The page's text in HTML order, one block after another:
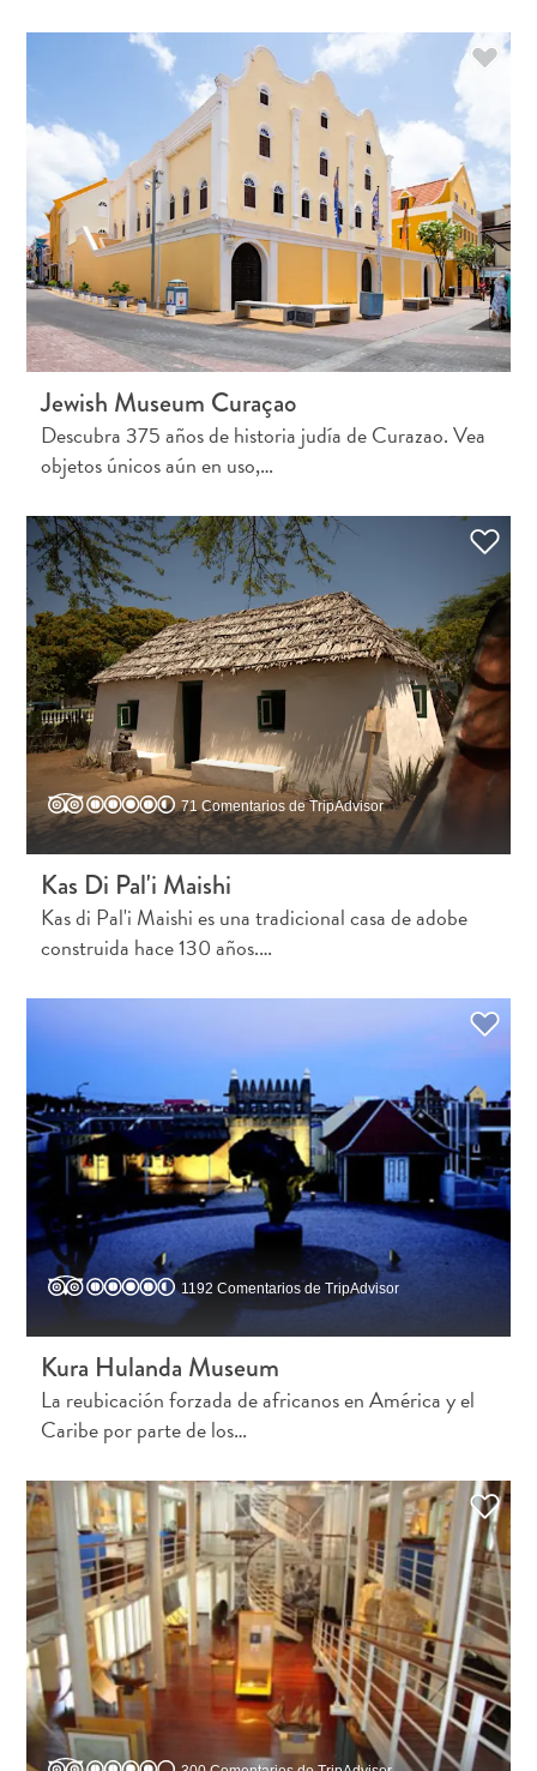
y
Conferencias
Cómo
llegar
a
Curaçao
Cómo
moverse
Cultura
isleña
Imágenes
The
Wave
Blogs
Más
recientes
Actividades
Actualizaciones
Buceo
Cultura
&
gastronomía
Familiar
Planifica
tu
viaje
Wave
Actividades
Actualizaciones
Buceo
Cultura
&
gastronomía
Familiar
Planifica
viaje
The
Blue
De
hoteles
Jewish Museum Curaçao
Descubra 375 años de historia judía de Curazao. Vea
objetos únicos aún en uso,…
71 Comentarios de TripAdvisor
Kas Di Pal'i Maishi
Kas di Pal'i Maishi es una tradicional casa de adobe
construida hace 130 años.…
1192 Comentarios de TripAdvisor
Kura Hulanda Museum
La reubicación forzada de africanos en América y el
Caribe por parte de los…